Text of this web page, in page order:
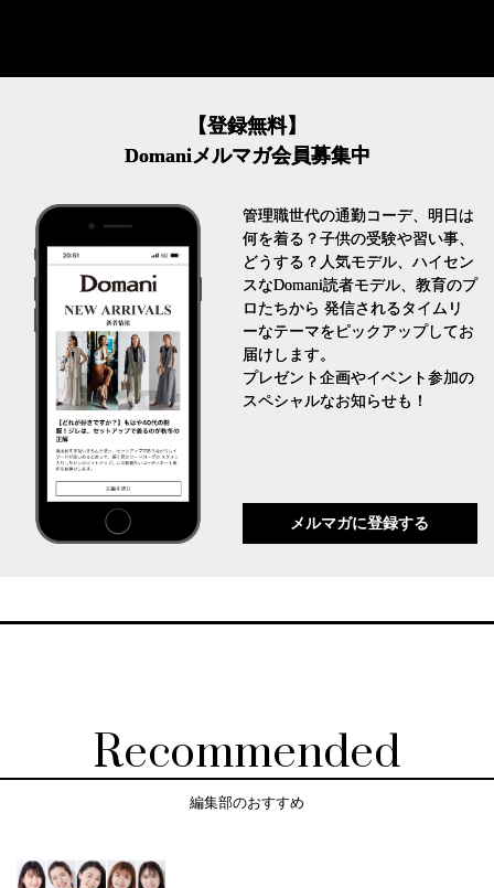
【登録無料】
Domaniメルマガ会員募集中
管理職世代の通勤コーデ、明日は
何を着る？子供の受験や習い事、
どうする？人気モデル、ハイセン
スなDomani読者モデル、教育のプ
ロたちから 発信されるタイムリ
ーなテーマをピックアップしてお
届けします。
プレゼント企画やイベント参加の
スペシャルなお知らせも！
メルマガに登録する
Recommended
編集部のおすすめ